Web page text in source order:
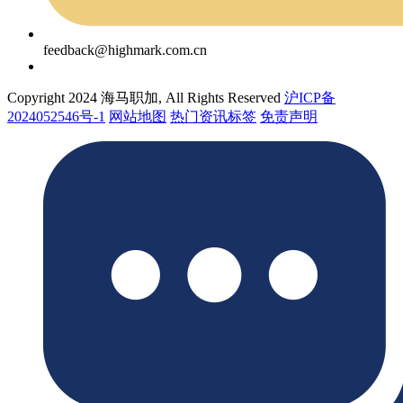
feedback@highmark.com.cn
Copyright 2024 海马职加, All Rights Reserved 沪ICP备
2024052546号-1 网站地图 热门资讯标签 免责声明